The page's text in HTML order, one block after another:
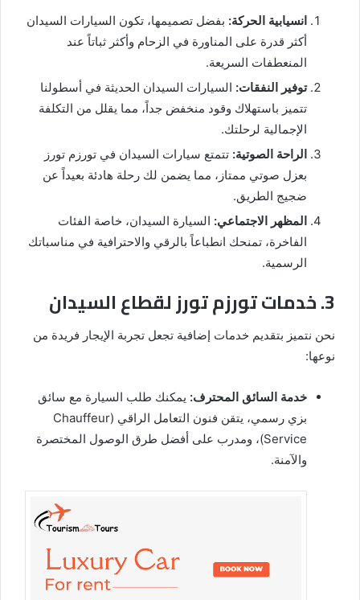
انسيابية الحركة: بفضل تصميمها، تكون السيارات السيدان
أكثر قدرة على المناورة في الزحام وأكثر ثباتاً عند
المنعطفات السريعة.
توفير النفقات: السيارات السيدان الحديثة في أسطولنا
تتميز باستهلاك وقود منخفض جداً، مما يقلل من التكلفة
الإجمالية لرحلتك.
الراحة الصوتية: تتمتع سيارات السيدان في تورزم تورز
بعزل صوتي ممتاز، مما يضمن لك رحلة هادئة بعيداً عن
ضجيج الطريق.
المظهر الاجتماعي: السيارة السيدان، خاصة الفئات
الفاخرة، تمنحك انطباعاً بالرقي والاحترافية في مناسباتك
الرسمية.
3. خدمات تورزم تورز لقطاع السيدان
نحن نتميز بتقديم خدمات إضافية تجعل تجربة الإيجار فريدة من
نوعها:
خدمة السائق المحترف: يمكنك طلب السيارة مع سائق
بزي رسمي، يتقن فنون التعامل الراقي (Chauffeur
Service)، ومدرب على أفضل طرق الوصول المختصرة
والآمنة.